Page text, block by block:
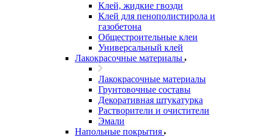
Клей, жидкие гвозди
Клей для пенополистирола и
газобетона
Общестроительные клеи
Универсальный клей
Лакокрасочные материалы
Лакокрасочные материалы
Грунтовочные составы
Декоративная штукатурка
Растворители и очистители
Эмали
Напольные покрытия